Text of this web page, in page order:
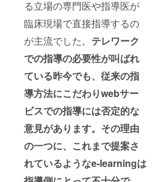
る立場の専門医や指導医が
臨床現場で直接指導するの
が主流でした。 テレワーク
での指導の必要性が叫ばれ
ている昨今でも、従来の指
導方法にこだわりwebサー
ビスでの指導には否定的な
意見があります。その理由
の一つに、これまで提案さ
れているようなe-learningは